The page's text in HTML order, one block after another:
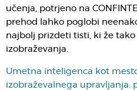
učenja, potrjeno na
prehod lahko poglobi
najbolj prizdeti tisti, ki že
izobraževanja.
Umetna inteligenca kot
izobraževalnega upravljanja: